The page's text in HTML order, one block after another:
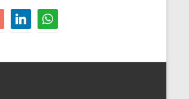
linkedinwhatsapp